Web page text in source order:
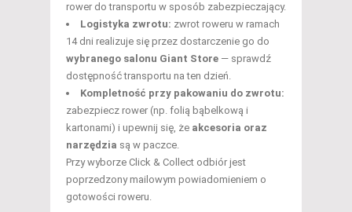
rower do transportu w sposób zabezpieczający.
Logistyka zwrotu: zwrot roweru w ramach
14 dni realizuje się przez dostarczenie go do
wybranego salonu Giant Store — sprawdź
dostępność transportu na ten dzień.
Kompletność przy pakowaniu do zwrotu:
zabezpiecz rower (np. folią bąbelkową i
kartonami) i upewnij się, że akcesoria oraz
narzędzia są w paczce.
Przy wyborze Click & Collect odbiór jest
poprzedzony mailowym powiadomieniem o
gotowości roweru.